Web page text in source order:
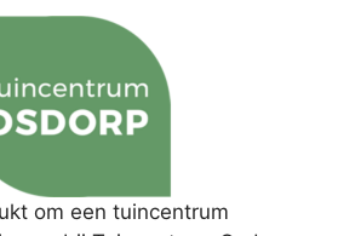
om een tuincentrum